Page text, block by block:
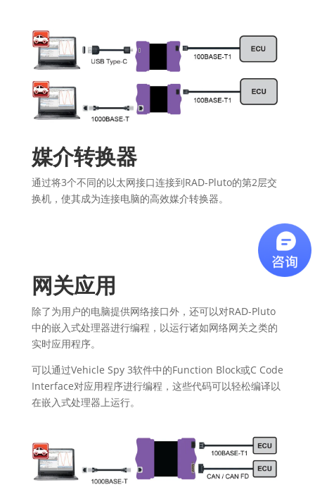
媒介转换器
通过将3个不同的以太网接口连接到RAD-Pluto的第2层交
换机，使其成为连接电脑的高效媒介转换器。
网关应用
除了为用户的电脑提供网络接口外，还可以对RAD-Pluto
中的嵌入式处理器进行编程，以运行诸如网络网关之类的
实时应用程序。
可以通过Vehicle Spy 3软件中的Function Block或C Code
Interface对应用程序进行编程，这些代码可以轻松编译以
在嵌入式处理器上运行。